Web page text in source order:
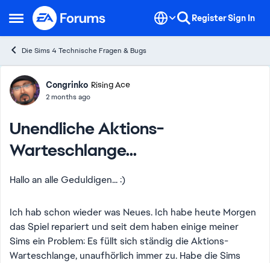
Open Side Menu
Skip to content RegisterSign In
Die Sims 4 Technische Fragen & Bugs
Forum Discussion
Congrinko Rising Ace
2 months ago
Unendliche Aktions-
Warteschlange...
Hallo an alle Geduldigen... :)
Ich hab schon wieder was Neues. Ich habe heute Morgen
das Spiel repariert und seit dem haben einige meiner
Sims ein Problem: Es füllt sich ständig die Aktions-
Warteschlange, unaufhörlich immer zu. Habe die Sims